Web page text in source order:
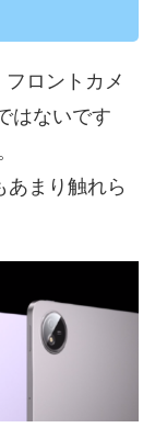
ロントカメ
はないです
まり触れら